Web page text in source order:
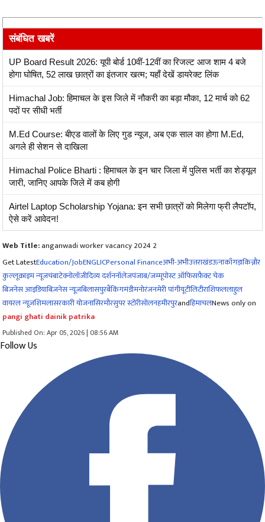
संबंधित खबरें
UP Board Result 2026: यूपी बोर्ड 10वीं-12वीं का रिजल्ट आज शाम 4 बजे
होगा घोषित, 52 लाख छात्रों का इंतजार खत्म; यहाँ देखें डायरेक्ट लिंक
Himachal Job: हिमाचल के इस जिले में नौकरी का बड़ा मौका, 12 मार्च को 62
पदों पर सीधी भर्ती
M.Ed Course: बीएड वालों के लिए गुड न्यूज, अब एक साल का होगा M.Ed,
अगले ही सेशन से दाखिला
Himachal Police Bharti : हिमाचल के इन चार जिला में पुलिस भर्ती का शेड्यूल
जारी, जानिए आपके जिले में कब होगी
Airtel Laptop Scholarship Yojana: इन सभी छात्रों को मिलेगा फ्री लैपटॉप,
ऐसे करें आवेदन!
Web Title:anganwadi worker vacancy 2024 2
Get LatestEducation/JobENGLICPersonal Financeअभी-अभीउत्तराखंडऊनाकाँगड़ाकिन्नौर
कुल्लूक्राइम न्यूजचंबाटेक्नोलॉजीदिव्य दर्शननॉलेजपंजाब/जम्मूपोस्ट ऑफिसफ़ैक्ट चेक
बिजनेस आइडियाबिज़नेस न्यूज़बिलासपुरबैंकिंगमंडीमनोरंजनमेरी पांगीयूटीलिटीराशिफललाहुल
वायरल न्यूज़शिमलासरकारी योजनासिरमौरसुपर स्टोरीसोलनहमीरपुरandहिमाचलNews only on
pangi ghati dainik patrika
Published On: Apr 05, 2026 | 08:56 AM
Follow Us